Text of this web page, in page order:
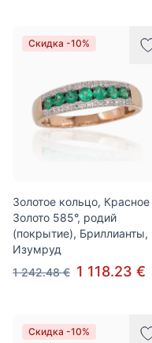
Скидка -10%
Золотое кольцо, Красное
Золото 585°, родий
(покрытие), Бриллианты,
Изумруд
1 242.48 € 1 118.23 €
Скидка -10%